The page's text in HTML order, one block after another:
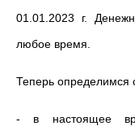
01.01.2023 г.
любое время.
Теперь определимся
- в настоящее